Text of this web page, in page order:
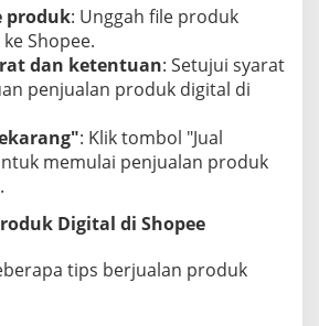
produk: Unggah file produk
Shopee.
dan ketentuan: Setujui syarat
penjualan produk digital di
: Klik tombol "Jual
memulai penjualan produk
Digital di Shopee
tips berjualan produk